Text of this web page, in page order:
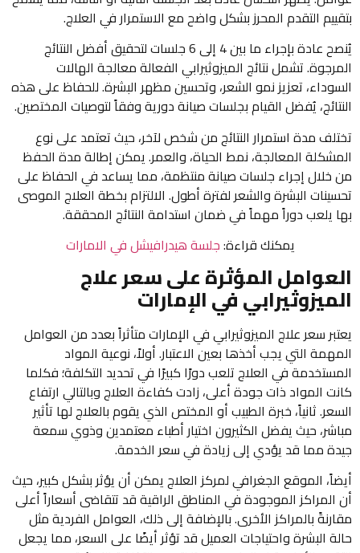
بتقييم التقدم المحرز بشكل واضح مع الاستمرار في العلاج.
يُنصح عادة بإجراء ما بين 4 إلى 6 جلسات لتحقيق أفضل النتائج
المرجوة. تشمل نتائج الميزوثيرابي الفعالة معالجة الهالات
السوداء، تعزيز نمو الشعر، وتحسين مظهر البشرة. للحفاظ على هذه
النتائج، يُفضل القيام بجلسات صيانة دورية وفقاً لتوصيات المختصين.
تختلف مدة استمرار النتائج من شخص لآخر، حيث تعتمد على نوع
المشكلة المعالجة، نمط الحياة، والعمر. يمكن إطالة مدة الحفظ
من خلال إجراء جلسات صيانة منتظمة، مما يساعد في الحفاظ على
تحسينات البشرة والشعر لفترة أطول. الالتزام بخطة العلاج الموصى
بها يلعب دوراً مهماً في ضمان استدامة النتائج المحققة.
يمكنك قراءة:جلسة هيدرافيشل في الامارات
العوامل المؤثرة على سعر علاج
الميزوثيرابي في الإمارات
يعتبر سعر علاج الميزوثيرابي في الإمارات متأثراً بعدد من العوامل
المهمة التي يجب أخذها بعين الاعتبار. أولاً، نوعية المواد
المستخدمة في العلاج تلعب دورًا كبيرًا في تحديد التكلفة؛ فكلما
كانت المواد ذات جودة أعلى، زادت كفاءة العلاج وبالتالي ارتفاع
السعر. ثانياً، خبرة الطبيب أو المختص الذي يقوم بالعلاج لها تأثير
مباشر، حيث يفضل الكثيرون اختيار أطباء معتمدين وذوي سمعة
جيدة مما قد يؤدي إلى زيادة في سعر الخدمة.
أيضاً، الموقع الجغرافي لمركز العلاج يمكن أن يؤثر بشكل كبير، حيث
أن المراكز الموجودة في المناطق الراقية قد تتقاضى أسعاراً أعلى
مقارنةً بالمراكز الأخرى. بالإضافة إلى ذلك، العوامل الفردية مثل
حالة البشرة واحتياجات العميل قد تؤثر أيضًا على السعر، مما يجعل